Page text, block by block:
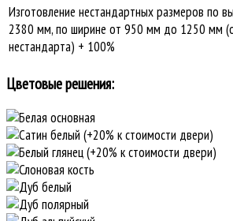
Изготовление нестандартных размеров по
2380 мм, по ширине от 950 мм до 1250 мм
нестандарта) + 100%
Цветовые решения: